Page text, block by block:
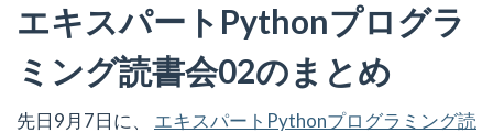
エキスパートPythonプログラ
ミング読書会02のまとめ
先日9月7日に、 エキスパートPythonプログラミング読